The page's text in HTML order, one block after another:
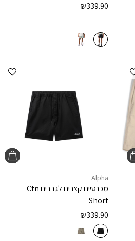
₪339.90
הוספה למועדפים
Alpha
מכנסיים קצרים לגבריםCtn
Short
₪339.90